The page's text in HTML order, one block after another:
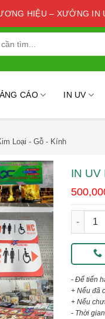
HIỆU – XƯỞNG IN
CÁO IN UV
Loại - Gỗ - Kính
IN UV
in uv
- Để tiến
+ Nếu đã
+ Nếu
- Thời